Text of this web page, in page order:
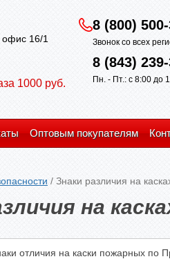
офис 16/1
1000 руб.
8 (800)
Звонок со всех
8 (843)
Пн. - Пт.: с 8:00 до
Оптовым покупателям
/ Знаки различия на
на
отличия на каски пожарных